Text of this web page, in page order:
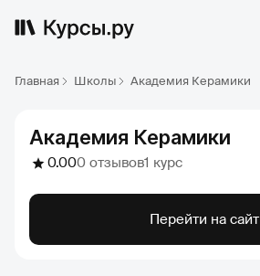
Главная Школы Академия Керамики
Академия Керамики
0.000 отзывов1 курс
Перейти на сайт